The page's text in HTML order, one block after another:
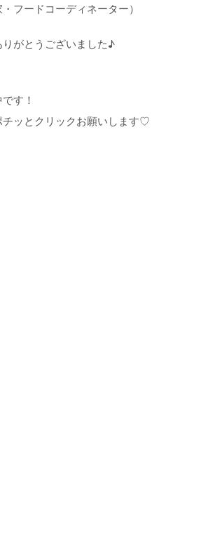
フードコーディネーター）
がとうございました♪
す！
ッとクリックお願いします♡